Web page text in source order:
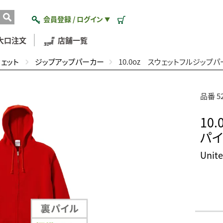
会員登録 / ログイン ▼
口注文 店舗一覧
ット ジップアップパーカー 10.0oz スウェットフルジップパ
品番
パ